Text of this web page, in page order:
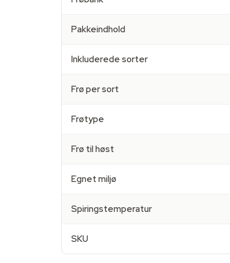
Pakkeindhold
Inkluderede sorter
Frø per sort
Frøtype
Frø til høst
Egnet miljø
Spiringstemperatur
SKU